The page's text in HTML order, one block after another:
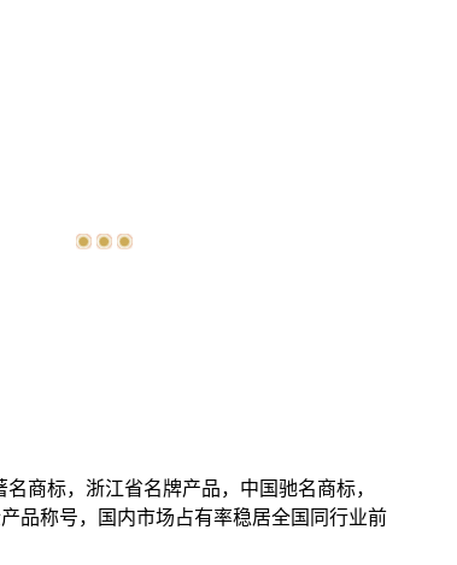
商标，浙江省名牌产品，中国驰名商标，
品称号，国内市场占有率稳居全国同行业前